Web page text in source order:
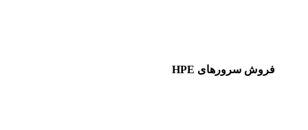
فروش سرورهای HPE